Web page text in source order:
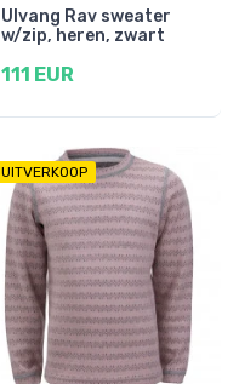
Ulvang Rav sweater
w/zip, heren, zwart
111 EUR
UITVERKOOP